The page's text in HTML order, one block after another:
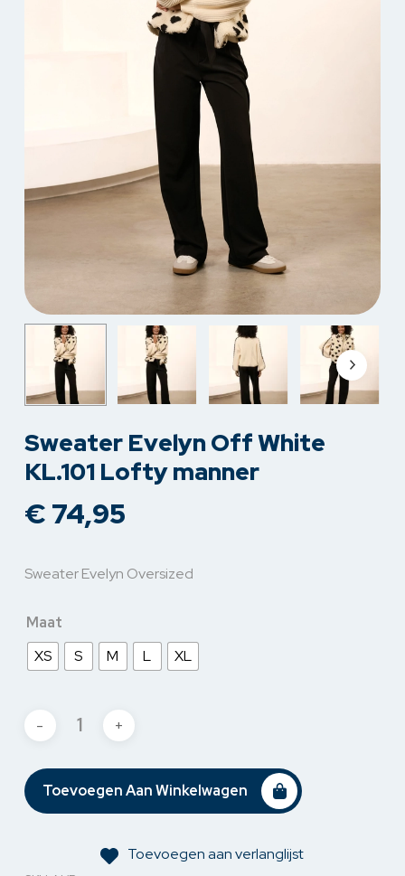
Sweater Evelyn Off White
KL.101 Lofty manner
€ 74,95
Sweater Evelyn Oversized
Maat
XS
S M L XL
Toevoegen Aan Winkelwagen
Toevoegen aan verlanglijst